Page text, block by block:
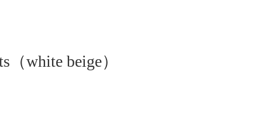
（white beige）